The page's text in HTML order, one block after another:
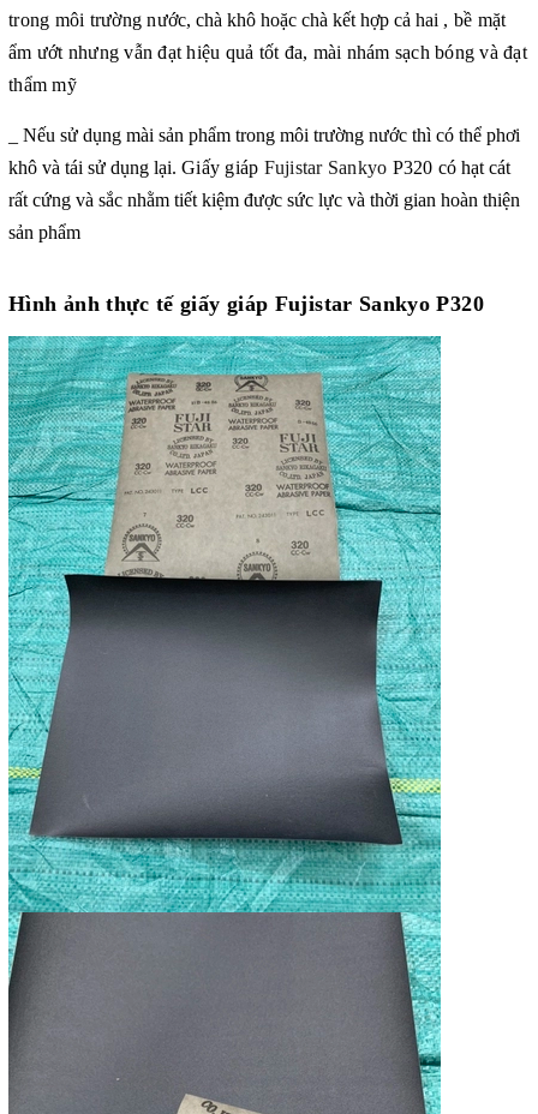
trong môi trường nước, chà khô hoặc chà kết hợp cả hai , bề mặt
ẩm ướt nhưng vẫn đạt hiệu quả tốt đa, mài nhám sạch bóng và đạt
thẩm mỹ
_ Nếu sử dụng mài sản phẩm trong môi trường nước thì có thể phơi
khô và tái sử dụng lại. Giấy giáp Fujistar Sankyo P320 có hạt cát
rất cứng và sắc nhằm tiết kiệm được sức lực và thời gian hoàn thiện
sản phẩm
Hình ảnh thực tế giấy giáp Fujistar Sankyo P320